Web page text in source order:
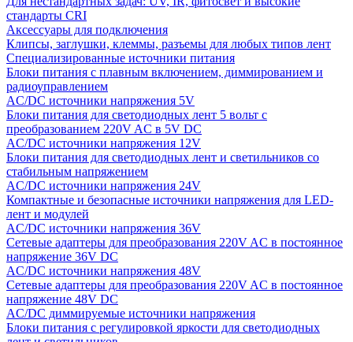
стандарты CRI
Аксессуары для подключения
Клипсы, заглушки, клеммы, разъемы для любых типов лент
Специализированные источники питания
Блоки питания с плавным включением, диммированием и
радиоуправлением
AC/DC источники напряжения 5V
Блоки питания для светодиодных лент 5 вольт с
преобразованием 220V AC в 5V DC
AC/DC источники напряжения 12V
Блоки питания для светодиодных лент и светильников со
стабильным напряжением
AC/DC источники напряжения 24V
Компактные и безопасные источники напряжения для LED-
лент и модулей
AC/DC источники напряжения 36V
Сетевые адаптеры для преобразования 220V AC в постоянное
напряжение 36V DC
AC/DC источники напряжения 48V
Сетевые адаптеры для преобразования 220V AC в постоянное
напряжение 48V DC
AC/DC диммируемые источники напряжения
Блоки питания с регулировкой яркости для светодиодных